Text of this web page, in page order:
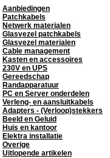
Aanbiedingen
Patchkabels
Netwerk materialen
Glasvezel patchkabels
Glasvezel materialen
Cable management
Kasten en accessoires
230V en UPS
Gereedschap
Randapparatuur
PC en Server onderdelen
Verleng- en aansluitkabels
Adapters - (Verloop)stekkers
Beeld en Geluid
Huis en kantoor
Elektra installatie
Overige
Uitlopende artikelen